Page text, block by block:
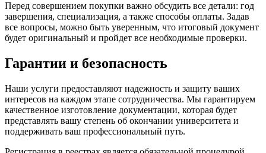
Перед совершением покупки важно обсудить все детали: год
завершения, специализация, а также способы оплаты. Задав
все вопросы, можно быть уверенным, что итоговый документ
будет оригинальный и пройдет все необходимые проверки.
Гарантии и безопасность
Наши услуги предоставляют надежность и защиту ваших
интересов на каждом этапе сотрудничества. Мы гарантируем
качественное изготовление документации, которая будет
представлять вашу степень об окончании университета и
поддерживать ваш профессиональный путь.